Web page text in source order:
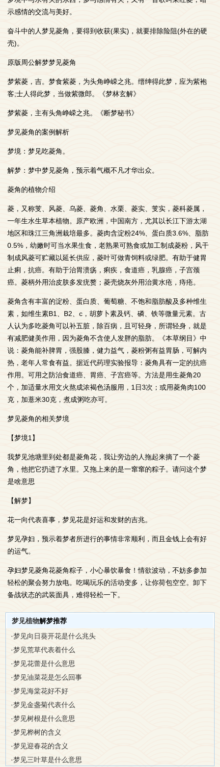
示感情的交流与美好。
奋斗中的人梦见菱角，要得到收获(果实)，就要排除险阻(外在的硬
壳)。
原版周公解梦梦见菱角
梦紫菱，吉。梦食紫菱，为头角峥嵘之兆。缙绅得此梦，应为紫袍
客;士人得此梦，当做紫微郎。《梦林玄解》
梦紫菱，主有头角峥嵘之兆。《断梦秘书》
梦见菱角的案例解析
梦境：梦见吃菱角。
解梦：梦中梦见菱角，预示着气概不凡才华出众。
菱角的植物介绍
菱，又称芰、风菱、乌菱、菱角、水栗、菱实、芰实，菱科菱属，
一年生水生草本植物。原产欧洲，中国南方，尤其以长江下游太湖
地区和珠江三角洲栽培最多。菱肉含淀粉24%、蛋白质3.6%、脂肪
0.5%，幼嫩时可当水果生食，老熟果可熟食或加工制成菱粉，风干
制成风菱可贮藏以延长供应，菱叶可做青饲料或绿肥。有助于健胃
止痢，抗癌。有助于治胃溃疡，痢疾，食道癌，乳腺癌，子宫颈
癌。菱柄外用治皮肤多发疣赘；菱壳烧灰外用治黄水疮，痔疮。
菱角含有丰富的淀粉、蛋白质、葡萄糖、不饱和脂肪酸及多种维生
素，如维生素B1、B2、c，胡萝卜素及钙、磷、铁等微量元素。古
人认为多吃菱角可以补五脏，除百病，且可轻身，所谓轻身，就是
有减肥健美作用，因为菱角不含使人发胖的脂肪。《本草纲目》中
说：菱角能补脾胃，强股膝，健力益气，菱粉粥有益胃肠，可解内
热，老年人常食有益。据近代药理实验报导：菱角具有一定的抗癌
作用。可用之防治食道癌、胃癌、子宫癌等。方法是用生菱角20
个，加适量水用文火熬成浓褐色汤服用，1日3次；或用菱角肉100
克，加薏米30克，煮成粥吃亦可。
梦见菱角的相关梦境
【梦境1】
我梦见池塘里到处都是菱角花，我让旁边的人拖起来摘了一个菱
角，他把它扔进了水里。又拖上来的是一窜窜的粽子。请问这个梦
是啥意思
【解梦】
花一向代表喜事，梦见花是好运和发财的吉兆。
梦见孕妇，预示着梦者所进行的事情非常顺利，而且金钱上会有好
的运气。
孕妇梦见菱角花菱角粽子，小心暴饮暴食！情欲波动，不妨多参加
轻松的聚会努力放电。吃喝玩乐的活动变多，让你荷包空空。卸下
备战状态的武装面具，难得轻松一下。
梦见植物解梦推荐
·梦见向日葵开花是什么兆头
·梦见荒草代表着什么
·梦见花蕾是什么意思
·梦见油菜花是怎么回事
·梦见海棠花好不好
·梦见金盏菊代表什么
·梦见树根是什么意思
·梦见桦树的含义
·梦见迎春花的含义
·梦见三叶草是什么意思